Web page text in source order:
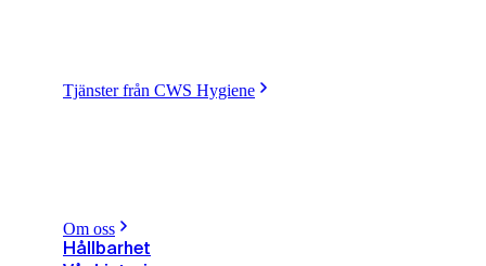
Tjänster från CWS Hygiene
Om oss
Hållbarhet